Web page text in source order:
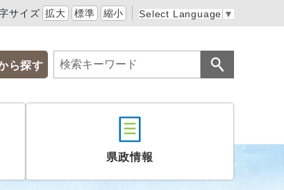
サイズ 拡大 標準 縮小 Select Language ▼
ら探す
県政情報